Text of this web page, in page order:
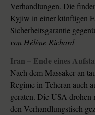
Verhandlungen. Die
Kyjiw in einer künftigen
Sicherheitsgarantie
von Hélène Richard
Iran – Ende eines
Nach dem Massaker an
Regime in Teheran auch
geraten. Die USA drohen
den Verhandlungstisch